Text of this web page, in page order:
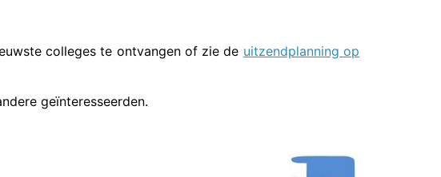
colleges te ontvangen of zie de uitzendplanning op
geïnteresseerden.